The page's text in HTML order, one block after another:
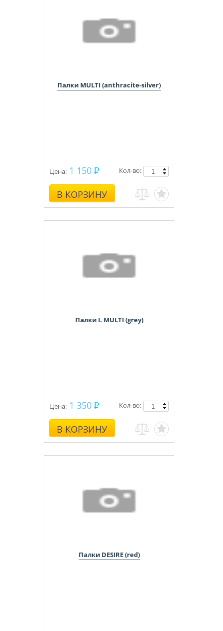
Палки MULTI (anthracite-silver)
Цена: 1 150
В КОРЗИНУ
Кол-во:
Палки I. MULTI (grey)
Цена: 1 350
В КОРЗИНУ
Кол-во:
Палки DESIRE (red)